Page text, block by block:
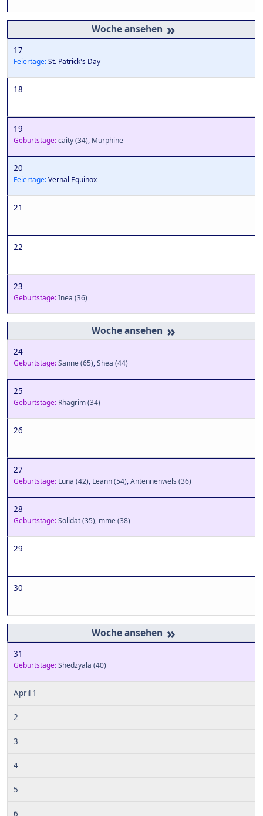
»
17
Feiertage:St. Patrick's Day
18
19
Geburtstage:caity(34), Murphine
20
Feiertage:Vernal Equinox
21
22
23
Geburtstage:Inea (36)
»
24
Geburtstage:Sanne(65),Shea (44)
25
Geburtstage: Rhagrim(34)
26
27
Geburtstage: Luna (42), Leann(54),Antennenwels (36)
28
Geburtstage:Solidat(35), mme(38)
29
30
»
31
Geburtstage:Shedzyala (40)
April 1
2
3
4
5
6